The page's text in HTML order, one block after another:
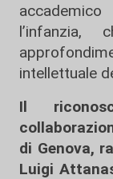
intellettuale
Il
di Genova,
Luigi